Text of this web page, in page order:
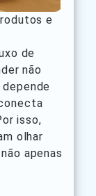
e
de
não
isso,
olhar
apenas